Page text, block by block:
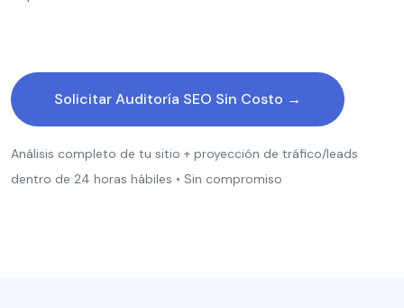
Solicitar Auditoría SEO Sin Costo →
Análisis completo de tu sitio + proyección de tráfico/leads
dentro de 24 horas hábiles • Sin compromiso